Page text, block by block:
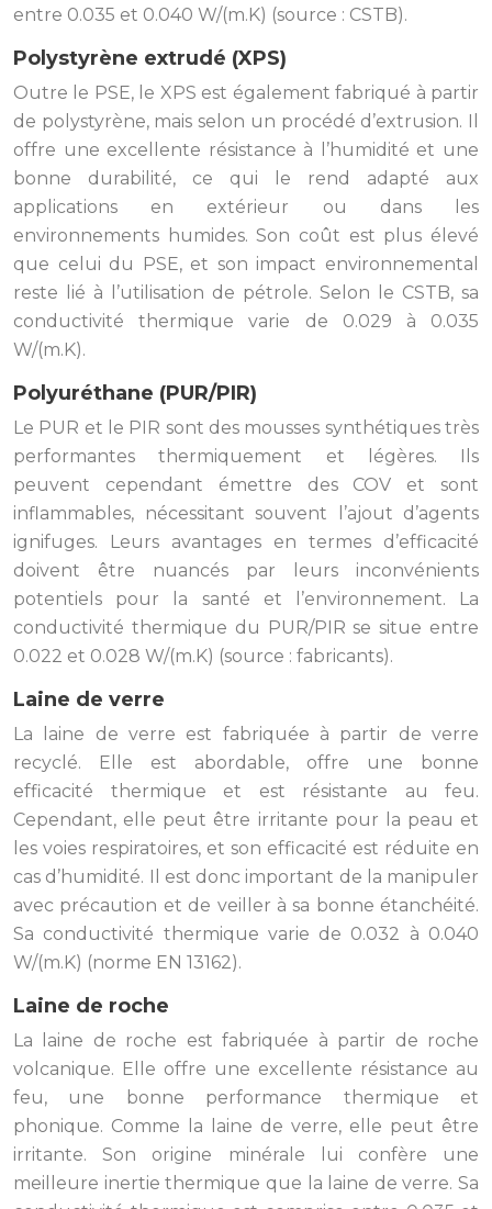
entre 0.035 et 0.040 W/(m.K) (source : CSTB).
Polystyrène extrudé (XPS)
Outre le PSE, le XPS est également fabriqué à partir
de polystyrène, mais selon un procédé d’extrusion. Il
offre une excellente résistance à l’humidité et une
bonne durabilité, ce qui le rend adapté aux
applications en extérieur ou dans les
environnements humides. Son coût est plus élevé
que celui du PSE, et son impact environnemental
reste lié à l’utilisation de pétrole. Selon le CSTB, sa
conductivité thermique varie de 0.029 à 0.035
W/(m.K).
Polyuréthane (PUR/PIR)
Le PUR et le PIR sont des mousses synthétiques très
performantes thermiquement et légères. Ils
peuvent cependant émettre des COV et sont
inflammables, nécessitant souvent l’ajout d’agents
ignifuges. Leurs avantages en termes d’efficacité
doivent être nuancés par leurs inconvénients
potentiels pour la santé et l’environnement. La
conductivité thermique du PUR/PIR se situe entre
0.022 et 0.028 W/(m.K) (source : fabricants).
Laine de verre
La laine de verre est fabriquée à partir de verre
recyclé. Elle est abordable, offre une bonne
efficacité thermique et est résistante au feu.
Cependant, elle peut être irritante pour la peau et
les voies respiratoires, et son efficacité est réduite en
cas d’humidité. Il est donc important de la manipuler
avec précaution et de veiller à sa bonne étanchéité.
Sa conductivité thermique varie de 0.032 à 0.040
W/(m.K) (norme EN 13162).
Laine de roche
La laine de roche est fabriquée à partir de roche
volcanique. Elle offre une excellente résistance au
feu, une bonne performance thermique et
phonique. Comme la laine de verre, elle peut être
irritante. Son origine minérale lui confère une
meilleure inertie thermique que la laine de verre. Sa